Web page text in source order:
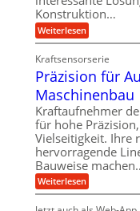
c
h
w
i
n
d
e
r
i
e
b
e
f
ü
z
u
n
d
A
u
f
t
r
a
g
s
t
s
l
o
s
e
w
e
n
i
g
e
Konstruktion…
Weiterlesen:
Z
h
n
s
t
a
n
g
e
n
g
e
t
r
Kraftsensorserie
Präzision für
Maschinenbau
Kraftaufnehmer
für hohe
Vielseitigkeit. Ihre
hervorragende
Bauweise
Weiterlesen:
P